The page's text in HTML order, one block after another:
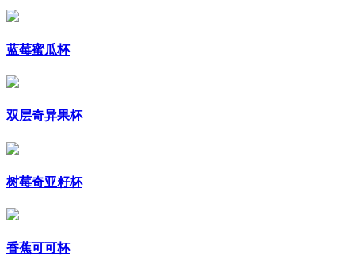
蓝莓蜜瓜杯
双层奇异果杯
树莓奇亚籽杯
香蕉可可杯